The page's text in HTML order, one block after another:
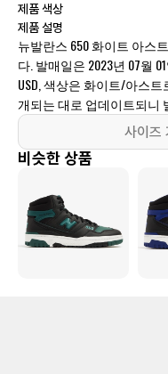
제품 색상
제품 설명
뉴발란스 650 화이트 아스
다. 발매일은 2023년 07월
USD, 색상은 화이트/아스
개되는 대로 업데이트되니
사이즈
비슷한 상품